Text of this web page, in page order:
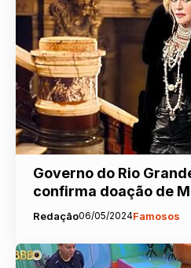
Governo do Rio
confirma doação de
Redação06/05/2024Famosos